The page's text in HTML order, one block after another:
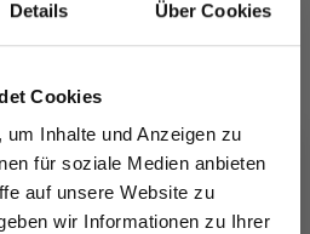
Details Über Cookies
Cookies
Inhalte und Anzeigen zu
für soziale Medien anbieten
auf unsere Website zu
wir Informationen zu Ihrer